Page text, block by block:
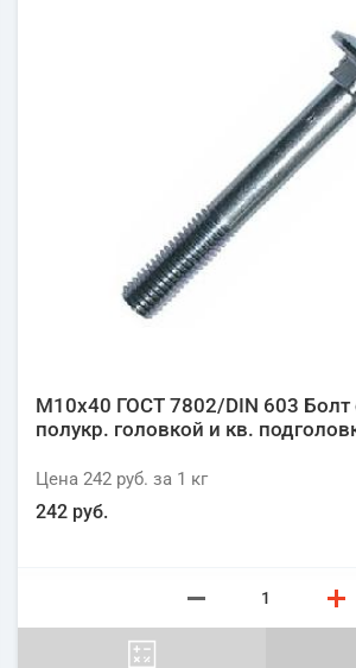
М10х40 ГОСТ 7802/DIN 603 Болт
полукр. головкой и кв.
Цена 242 руб. за 1 кг
242 руб.